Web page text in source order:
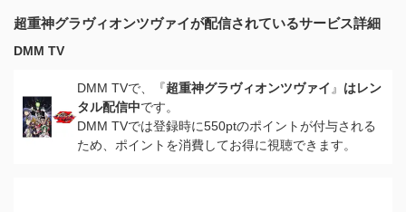
超重神グラヴィオンツヴァイが配信されているサービス詳細
DMM TV
DMM TVで、『超重神グラヴィオンツヴァイ 』 はレン
タル配信中です。
DMM TVでは登録時に550ptのポイントが付与される
ため、ポイントを消費してお得に視聴できます。